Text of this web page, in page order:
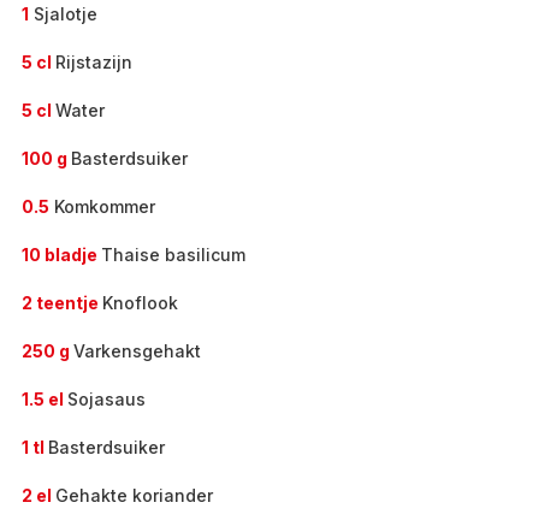
1 Sjalotje
5 cl Rijstazijn
5 cl Water
100 g Basterdsuiker
0.5 Komkommer
10 bladje Thaise basilicum
2 teentje Knoflook
250 g Varkensgehakt
1.5 el Sojasaus
1 tl Basterdsuiker
2 el Gehakte koriander